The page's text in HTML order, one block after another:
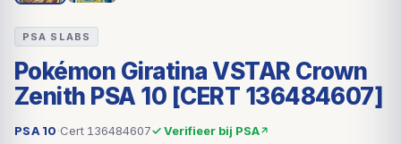
PSA SLABS
Pokémon Giratina VSTAR Crown
Zenith PSA 10 [CERT 136484607]
PSA 10·Cert 136484607✓ Verifieer bij PSA